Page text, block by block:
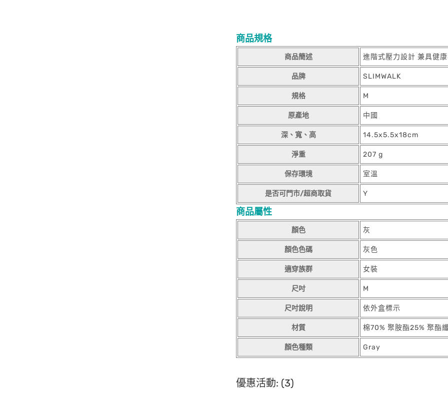
商品規格
商品簡述 進階式壓力設計 兼具健
品牌 SLIMWALK
規格 M
原產地 中國
深、寬、高 14.5x5.5x18cm
淨重 207 g
保存環境 室溫
是否可門市/超商取貨 Y
商品屬性
顏色 灰
顏色色碼 灰色
適穿族群 女裝
尺吋 M
尺吋說明 依外盒標示
材質 棉70% 聚胺酯25% 聚酯
顏色種類 Gray
優惠活動: (3)